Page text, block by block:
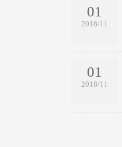
01
2018/11
01
2018/11